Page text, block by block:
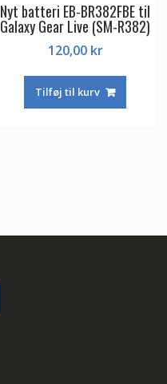
Nyt batteri EB-BR382FBE til
Galaxy Gear Live (SM-R382)
120,00 kr
Tilføj til kurv